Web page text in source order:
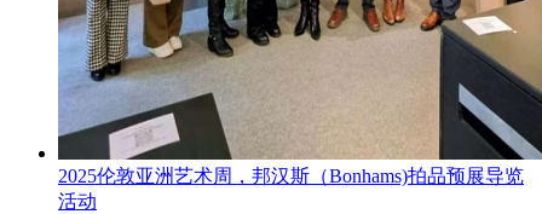
2025伦敦亚洲艺术周，邦汉斯（Bonhams)拍品预展导览
活动